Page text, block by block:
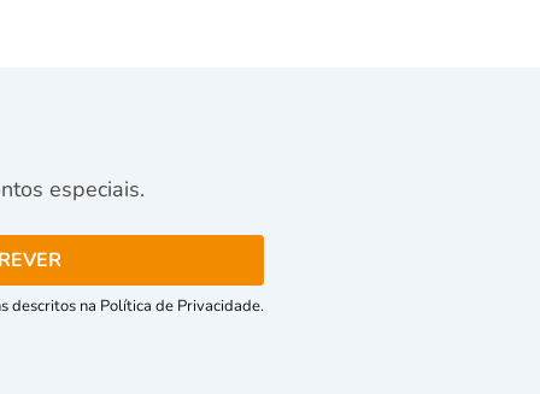
especiais.
descritos na Política de Privacidade.